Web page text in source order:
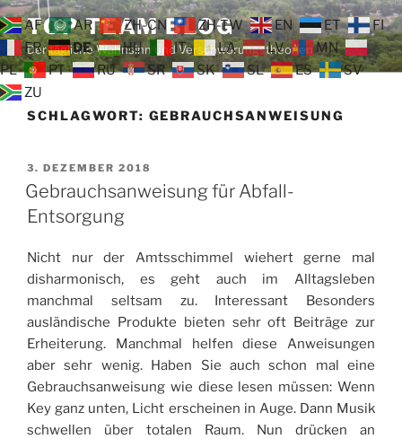
Zum
Inhalt
springen
TOP TEAM BLOG
Der tägliche Wahnsinn und Verschwörungstheorien
SCHLAGWORT: GEBRAUCHSANWEISUNG
VERÖFFENTLICHT
AM
3. DEZEMBER 2018
Gebrauchsanweisung für Abfall-
Entsorgung
Nicht nur der Amtsschimmel wiehert gerne mal
disharmonisch, es geht auch im Alltagsleben
manchmal seltsam zu. Interessant Besonders
ausländische Produkte bieten sehr oft Beiträge zur
Erheiterung. Manchmal helfen diese Anweisungen
aber sehr wenig. Haben Sie auch schon mal eine
Gebrauchsanweisung wie diese lesen müssen: Wenn
Key ganz unten, Licht erscheinen in Auge. Dann Musik
schwellen über totalen Raum. Nun drücken an
AF AR ZH-CN ZH-TW EN ET
FI
FR
DE HU IT LA LV
MN
PL
PT RU SR SK SL ES
SV
ZU